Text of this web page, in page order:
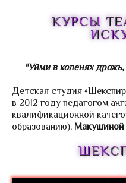
Diving in English
Английский
Игры на
Соляная
языке
Английский
КУРСЫ
"Уйми в коленях
Детская студия
в 2012 году педагогом
квалификационной
образованию), Макушиной